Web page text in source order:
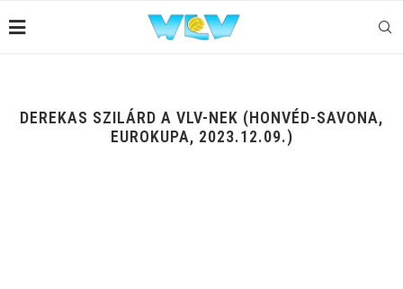
DEREKAS SZILÁRD A VLV-NEK (HONVÉD-SAVONA,
EUROKUPA, 2023.12.09.)